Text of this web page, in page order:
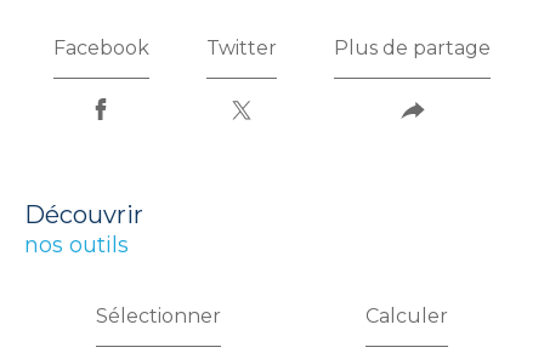
Facebook Twitter Plus de partage
découvrir
nos outils
Sélectionner Calculer